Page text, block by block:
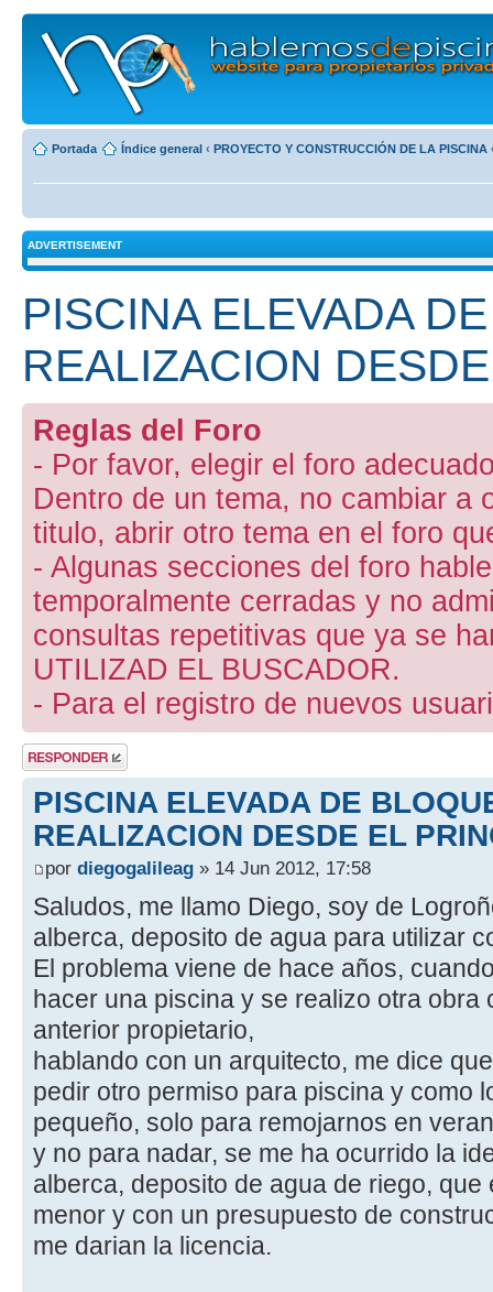
Portada Índice general ‹ PROYECTO Y CONSTRUCCIÓN DE LA PISCINA
ADVERTISEMENT
PISCINA ELEVADA
REALIZACION
Reglas del Foro
- Por favor, elegir el foro
Dentro de un tema, no cambiar a
titulo, abrir otro tema en el foro
- Algunas secciones del foro
temporalmente cerradas y no
consultas repetitivas que ya se
UTILIZAD EL BUSCADOR.
- Para el registro de nuevos
Publicar una
respuesta
PISCINA ELEVADA DE
REALIZACION DESDE EL
por diegogalileag » 14 Jun 2012, 17:58
Saludos, me llamo Diego, soy de
alberca, deposito de agua para utilizar
El problema viene de hace años,
hacer una piscina y se realizo otra obra
anterior propietario,
hablando con un arquitecto, me dice
pedir otro permiso para piscina y como
pequeño, solo para remojarnos en
y no para nadar, se me ha ocurrido la
alberca, deposito de agua de riego,
menor y con un presupuesto de
me darian la licencia.